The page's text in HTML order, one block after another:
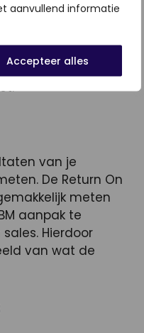
aanvullend informatie
Accepteer alles
aan jouw
gaat schrijven
die je wilt
en stijl
van je
De Return On
meten
aanpak te
Hierdoor
van wat de